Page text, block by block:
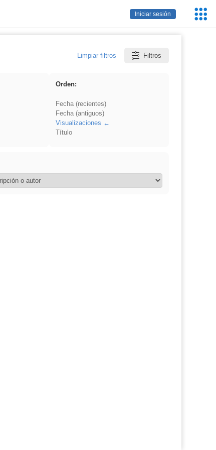
Iniciar sesión
Limpiar filtros Filtros
Orden:
Fecha (recientes)
Fecha (antiguos)
Visualizaciones
Título